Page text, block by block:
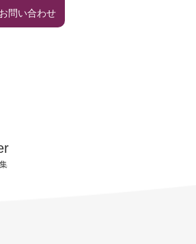
員様へ
ロン報告
お問い合わせ